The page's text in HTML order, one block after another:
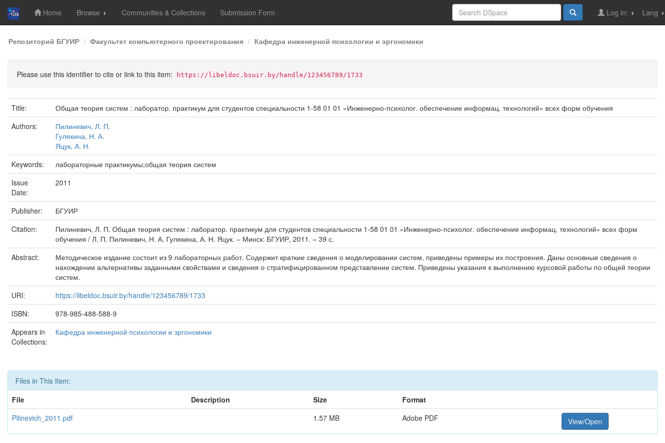
Skip
navigation
Home Browse Communities & Collections Submission Form Lang
Log in:
Репозиторий БГУИР Факультет компьютерного проектирования Кафедра инженерной психологии и эргономики
Please use this identifier to cite or link to this item: https://libeldoc.bsuir.by/handle/123456789/1733
Title:
Общая теория систем : лаборатор. практикум для студентов специальности 1-58 01 01 «Инженерно-психолог. обеспечение информац. технологий» всех форм обучения
Authors:
Пилиневич, Л. П.
Гулякина, Н. А.
Яцук, А. Н.
Keywords:
лабораторные практикумы;общая теория систем
Issue
Date:
2011
Publisher:
БГУИР
Citation:
Пилиневич, Л. П. Общая теория систем : лаборатор. практикум для студентов специальности 1-58 01 01 «Инженерно-психолог. обеспечение информац. технологий» всех форм
обучения / Л. П. Пилиневич, Н. А. Гулякина, А. Н. Яцук. – Минск: БГУИР, 2011. – 39 с.
Abstract:
Методическое издание состоит из 9 лабораторных работ. Содержит краткие сведения о моделировании систем, приведены примеры их построения. Даны основные сведения о
нахождении альтернативы заданными свойствами и сведения о стратифицированном представлении систем. Приведены указания к выполнению курсовой работы по общей теории
систем.
URI:
https://libeldoc.bsuir.by/handle/123456789/1733
ISBN:
978-985-488-588-9
Appears in
Collections:
Кафедра инженерной психологии и эргономики
Files in This Item:
File
Description Size
Format
Pilinevich_2011.pdf
1.57 MB Adobe PDF View/Open